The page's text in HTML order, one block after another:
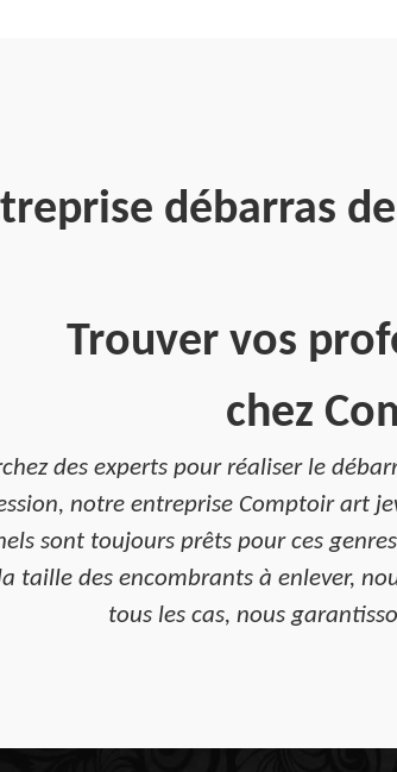
débarras
Trouver vos
chez
des experts pour réaliser le
notre entreprise Comptoir art
sont toujours prêts pour ces
taille des encombrants à enlever,
tous les cas, nous